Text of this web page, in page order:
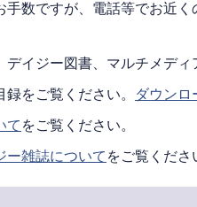
数ですが、電話等でお近
イジー図書、マルチメディ
をご覧ください。 ダウンロ
て をご覧ください。
ー雑誌について をご覧くださ